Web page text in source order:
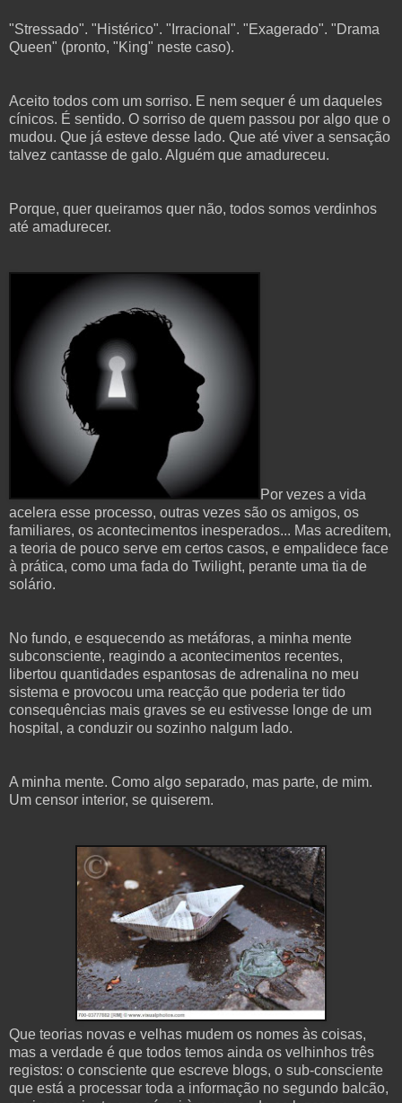
"Stressado". "Histérico". "Irracional". "Exagerado". "Drama
Queen" (pronto, "King" neste caso).
Aceito todos com um sorriso. E nem sequer é um daqueles
cínicos. É sentido. O sorriso de quem passou por algo que o
mudou. Que já esteve desse lado. Que até viver a sensação
talvez cantasse de galo. Alguém que amadureceu.
Porque, quer queiramos quer não, todos somos verdinhos
até amadurecer.
Por vezes a vida
acelera esse processo, outras vezes são os amigos, os
familiares, os acontecimentos inesperados... Mas acreditem,
a teoria de pouco serve em certos casos, e empalidece face
à prática, como uma fada do Twilight, perante uma tia de
solário.
No fundo, e esquecendo as metáforas, a minha mente
subconsciente, reagindo a acontecimentos recentes,
libertou quantidades espantosas de adrenalina no meu
sistema e provocou uma reacção que poderia ter tido
consequências mais graves se eu estivesse longe de um
hospital, a conduzir ou sozinho nalgum lado.
A minha mente. Como algo separado, mas parte, de mim.
Um censor interior, se quiserem.
Que teorias novas e velhas mudem os nomes às coisas,
mas a verdade é que todos temos ainda os velhinhos três
registos: o consciente que escreve blogs, o sub-consciente
que está a processar toda a informação no segundo balcão,